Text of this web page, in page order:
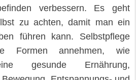
verbessern. Es geht
zu achten, damit man ein
führen kann. Selbstpflege
Formen annehmen, wie
gesunde Ernährung,